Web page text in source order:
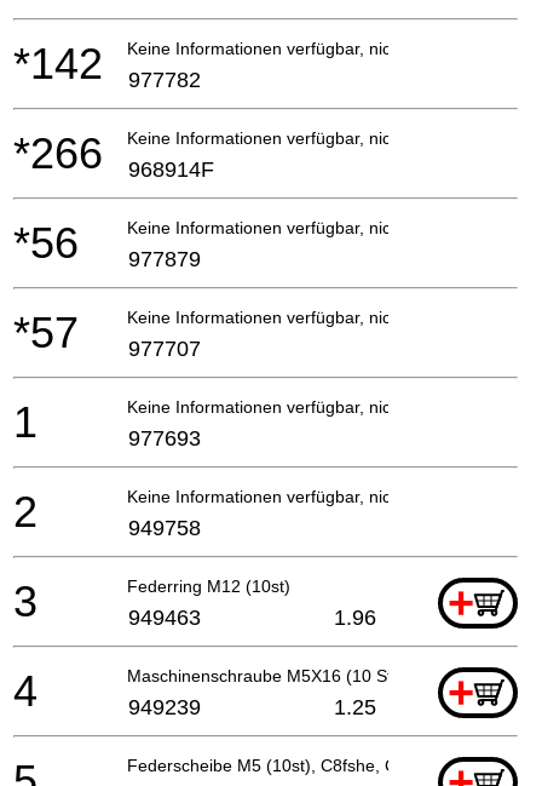
Keine Informationen verfügbar, nicht bestellbar
*142 977782
Keine Informationen verfügbar, nicht bestellbar
*266 968914F
Keine Informationen verfügbar, nicht bestellbar
*56 977879
Keine Informationen verfügbar, nicht bestellbar
*57 977707
Keine Informationen verfügbar, nicht bestellbar
1 977693
Keine Informationen verfügbar, nicht bestellbar
2 949758
Federring M12 (10st) +
3 949463 1.96
Maschinenschraube M5X16 (10 Stücke) +
4 949239 1.25
Federscheibe M5 (10st), C8fshe, C8fse